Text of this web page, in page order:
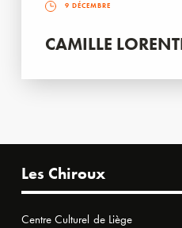
9 DÉCEMBRE
CAMILLE
Les Chiroux
Centre Culturel de Liège